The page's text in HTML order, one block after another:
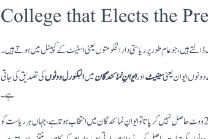
College that Elects the
ڈالتے ہیں، جو عام طور پر ریاستی دارالحکومتوں یعنی اسٹیٹ کے کپیٹل میں ہوتے ہیں۔
ایوان یعنیسینیٹاورایوانِ نمائندگانمیںالیکٹورل ووٹوںکی تصدیق کی جاتی
ہے۔
اگر کوئی صدارتی امیدوار 270 ووٹ حاصل نہیں کر پاتا تو ایوانِ نمائندگان میں انتخاب ہوتا ہے، جہاں ہر ریاست کو